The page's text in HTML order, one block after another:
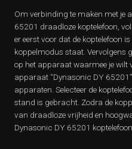
Om verbinding te maken met je
65201 draadloze koptelefoon,
er eerst voor dat de koptelefoon
koppelmodus staat. Vervolgens
op het apparaat waarmee je wilt
apparaat “Dynasonic DY
apparaten. Selecteer de
stand is gebracht. Zodra de
van draadloze vrijheid en
Dynasonic DY 65201 koptelefoon.